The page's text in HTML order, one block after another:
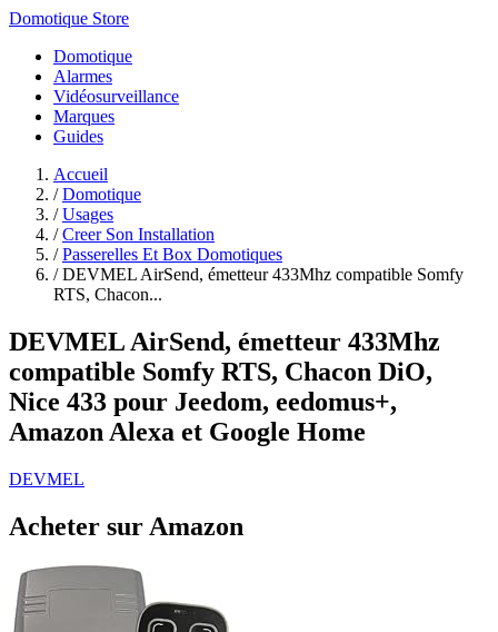
Domotique Store
Domotique
Alarmes
Vidéosurveillance
Marques
Guides
Accueil
/ Domotique
/ Usages
/ Creer Son Installation
/ Passerelles Et Box Domotiques
/ DEVMEL AirSend, émetteur 433Mhz compatible Somfy
RTS, Chacon...
DEVMEL AirSend, émetteur 433Mhz
compatible Somfy RTS, Chacon DiO,
Nice 433 pour Jeedom, eedomus+,
Amazon Alexa et Google Home
DEVMEL
Acheter sur Amazon